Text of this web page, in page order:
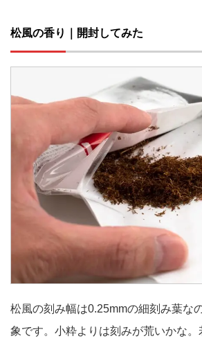
松風の香り｜開封してみた
松風の刻み幅は0.25mmの細刻み葉な
象です。小粋よりは刻みが荒いかな